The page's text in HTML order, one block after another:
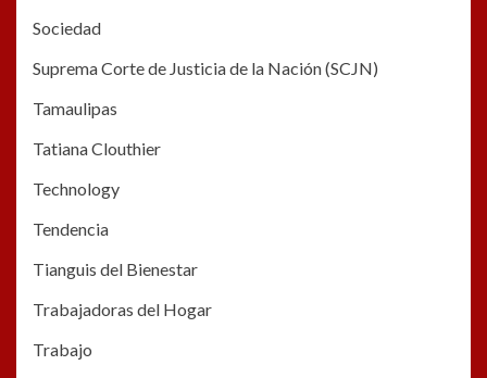
Sociedad
Suprema Corte de Justicia de la Nación (SCJN)
Tamaulipas
Tatiana Clouthier
Technology
Tendencia
Tianguis del Bienestar
Trabajadoras del Hogar
Trabajo